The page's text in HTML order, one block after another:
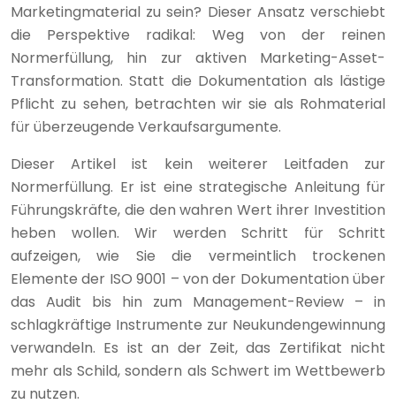
Marketingmaterial zu sein? Dieser Ansatz verschiebt
die Perspektive radikal: Weg von der reinen
Normerfüllung, hin zur aktiven Marketing-Asset-
Transformation. Statt die Dokumentation als lästige
Pflicht zu sehen, betrachten wir sie als Rohmaterial
für überzeugende Verkaufsargumente.
Dieser Artikel ist kein weiterer Leitfaden zur
Normerfüllung. Er ist eine strategische Anleitung für
Führungskräfte, die den wahren Wert ihrer Investition
heben wollen. Wir werden Schritt für Schritt
aufzeigen, wie Sie die vermeintlich trockenen
Elemente der ISO 9001 – von der Dokumentation über
das Audit bis hin zum Management-Review – in
schlagkräftige Instrumente zur Neukundengewinnung
verwandeln. Es ist an der Zeit, das Zertifikat nicht
mehr als Schild, sondern als Schwert im Wettbewerb
zu nutzen.